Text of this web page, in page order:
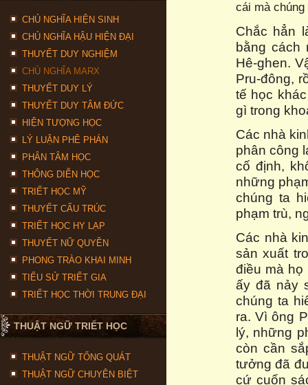
CHỦ NGHĨA HIỆN SINH
CHỦ NGHĨA HẬU HIỆN ĐẠI
THUYẾT DUY NGHIỆM
CHỦ NGHĨA MARX
THUYẾT DUY LÝ
THUYẾT DUY TÂM ĐỨC
HIỆN TƯỢNG HỌC
LÝ LUẬN PHÊ PHÁN
PHÂN TÂM HỌC
THÔNG DIỄN HỌC
TRIẾT HỌC MỸ
THUYẾT CẤU TRÚC
TRIẾT HỌC HY LẠP
THUYẾT NỮ QUYỀN
PHONG TRÀO KHAI MINH
TIỂU SỬ TRIẾT GIA
TRIẾT HỌC THỜI TRUNG ĐẠI
THUẬT NGỮ TRIẾT HỌC
THUẬT NGỮ TỔNG QUÁT
THUẬT NGỮ CHUYÊN BIỆT
cái mà
Chắc hẳn
bằng cách
Hê-ghen.
Pru-đông,
tế học
gì trong
Các nhà
phân công
cố định,
những
chúng ta
phạm trù,
Các nhà
sản xuất
điều mà họ
ấy đã nảy
chúng ta
ra. Vì ông
lý, những
còn cần
tưởng đã
cứ cuốn